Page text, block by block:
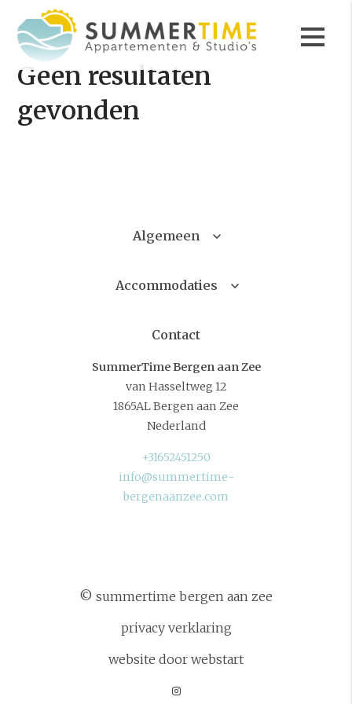
Geen resultaten
gevonden
Algemeen
Accommodaties
Contact
SummerTime Bergen aan Zee
van Hasseltweg 12
1865AL Bergen aan Zee
Nederland
+31652451250
info@summertime-
bergenaanzee.com
© summertime bergen aan zee
privacy verklaring
website door webstart